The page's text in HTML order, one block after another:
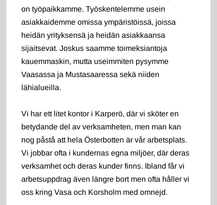
on työpaikkamme. Työskentelemme usein
asiakkaidemme omissa ympäristöissä, joissa
heidän yrityksensä ja heidän asiakkaansa
sijaitsevat. Joskus saamme toimeksiantoja
kauemmaskin, mutta useimmiten pysymme
Vaasassa ja Mustasaaressa sekä niiden
lähialueilla.
Vi har ett litet kontor i Karperö, där vi sköter en
betydande del av verksamheten, men man kan
nog påstå att hela Österbotten är vår arbetsplats.
Vi jobbar ofta i kundernas egna miljöer, där deras
verksamhet och deras kunder finns. Ibland får vi
arbetsuppdrag även längre bort men ofta håller vi
oss kring Vasa och Korsholm med omnejd.